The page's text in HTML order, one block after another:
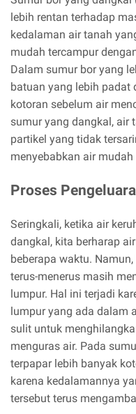
lebih rentan terhadap
kedalaman air tanah
mudah tercampur
Dalam sumur bor yang
batuan yang lebih padat
kotoran sebelum air
sumur yang dangkal, air
partikel yang tidak
menyebabkan air
Proses
Seringkali, ketika air
dangkal, kita berharap
beberapa waktu.
terus-menerus masih
lumpur. Hal ini terjadi
lumpur yang ada dalam
sulit untuk
menguras air. Pada
terpapar lebih banyak
karena kedalamannya
tersebut terus